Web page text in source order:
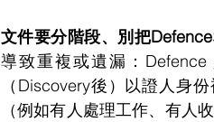
文件要分階段、別把
導致重複或遺漏：
（Discovery後）以證人身
（例如有人處理工作、有人